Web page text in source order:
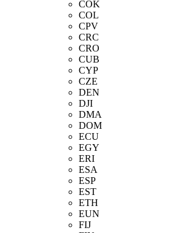
COK
COL
CPV
CRC
CRO
CUB
CYP
CZE
DEN
DJI
DMA
DOM
ECU
EGY
ERI
ESA
ESP
EST
ETH
EUN
FIJ